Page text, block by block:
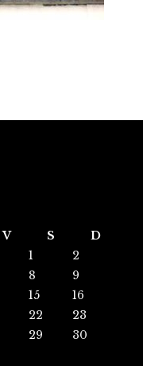
V S
D
1
2
8
9
15
16
22
23
29
30